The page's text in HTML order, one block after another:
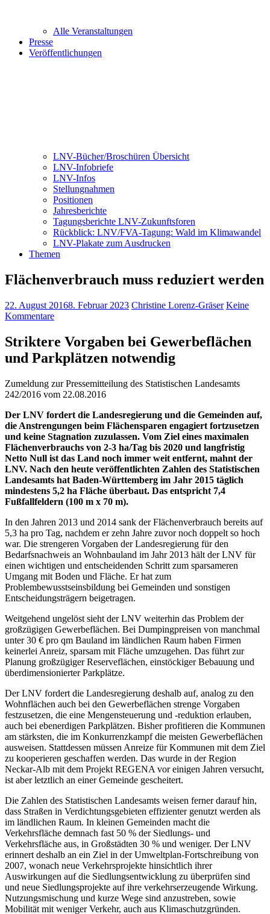
Alle Veranstaltungen
Presse
Veröffentlichungen
LNV-Bücher/Broschüren Übersicht
LNV-Infobriefe
LNV-Infos
Stellungnahmen
Positionen
Jahresberichte
Tagungsberichte LNV-Zukunftsforen
Rückblick: LNV/FVA-Tagung: Wald im Klimawandel
LNV-Plakate zum Ausdrucken
Themen
Flächenverbrauch muss reduziert werden
22. August 20168. Februar 2023 Christine Lorenz-Gräser Keine
Kommentare
Striktere Vorgaben bei Gewerbeflächen
und Parkplätzen notwendig
Zumeldung zur Pressemitteilung des Statistischen Landesamts
242/2016 vom 22.08.2016
Der LNV fordert die Landesregierung und die Gemeinden auf,
die Anstrengungen beim Flächensparen engagiert fortzusetzen
und keine Stagnation zuzulassen. Vom Ziel eines maximalen
Flächenverbrauchs von 2-3 ha/Tag bis 2020 und langfristig
Netto Null ist das Land noch immer weit entfernt, mahnt der
LNV. Nach den heute veröffentlichten Zahlen des Statistischen
Landesamts hat Baden-Württemberg im Jahr 2015 täglich
mindestens 5,2 ha Fläche überbaut. Das entspricht 7,4
Fußfallfeldern (100 m x 70 m).
In den Jahren 2013 und 2014 sank der Flächenverbrauch bereits auf
5,3 ha pro Tag, nachdem er zehn Jahre zuvor noch doppelt so hoch
war. Die strengeren Vorgaben der Landesregierung für den
Bedarfsnachweis an Wohnbauland im Jahr 2013 hält der LNV für
einen wichtigen und entscheidenden Schritt zum sparsameren
Umgang mit Boden und Fläche. Er hat zum
Problembewusstseinsbildung bei Gemeinden und sonstigen
Entscheidungsträgern beigetragen.
Weitgehend ungelöst sieht der LNV weiterhin das Problem der
großzügigen Gewerbeflächen. Bei Dumpingpreisen von manchmal
unter 30 € pro qm Bauland im ländlichen Raum haben Firmen
keinerlei Anreiz, sparsam mit Fläche umzugehen. Das führt zur
Planung großzügiger Reserveflächen, einstöckiger Bebauung und
überdimensionierter Parkplätze.
Der LNV fordert die Landesregierung deshalb auf, analog zu den
Wohnflächen auch bei den Gewerbeflächen strenge Vorgaben
festzusetzen, die eine Mengensteuerung und -reduktion erlauben,
auch bei ebenerdigen Parkplätzen. Bisher profitieren die Kommunen
am stärksten, die im Konkurrenzkampf die meisten Gewerbeflächen
ausweisen. Stattdessen müssen Anreize für Kommunen mit dem Ziel
zu kooperieren geschaffen werden. Das wurde in der Region
Neckar-Alb mit dem Projekt REGENA vor einigen Jahren versucht,
ist aber letztlich an einer Gemeinde gescheitert.
Die Zahlen des Statistischen Landesamts weisen ferner darauf hin,
dass Straßen in Verdichtungsgebieten effizienter genutzt werden als
im ländlichen Raum. In kleinen Gemeinden macht die
Verkehrsfläche demnach fast 50 % der Siedlungs- und
Verkehrsfläche aus, in Großstädten 30 % und weniger. Der LNV
erinnert deshalb an ein Ziel in der Umweltplan-Fortschreibung von
2007, wonach neue Verkehrsprojekte hinsichtlich ihrer
Auswirkungen auf die Siedlungsentwicklung zu überprüfen sind
und neue Siedlungsprojekte auf ihre verkehrserzeugende Wirkung.
Nutzungsmischung und kurze Wege sind anzustreben, sowie
Mobilität mit weniger Verkehr, auch aus Klimaschutzgründen.